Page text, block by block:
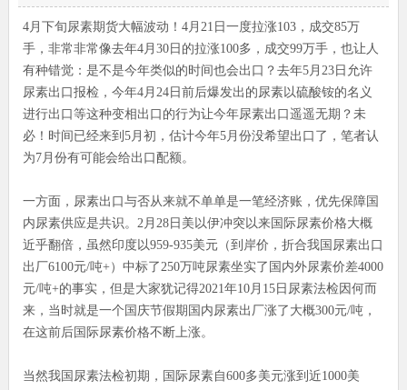
4月下旬尿素期货大幅波动！4月21日一度拉涨103，成交85万
手，非常非常像去年4月30日的拉涨100多，成交99万手，也让人
有种错觉：是不是今年类似的时间也会出口？去年5月23日允许
尿素出口报检，今年4月24日前后爆发出的尿素以硫酸铵的名义
进行出口等这种变相出口的行为让今年尿素出口遥遥无期？未
必！时间已经来到5月初，估计今年5月份没希望出口了，笔者认
为7月份有可能会给出口配额。
一方面，尿素出口与否从来就不单单是一笔经济账，优先保障国
内尿素供应是共识。2月28日美以伊冲突以来国际尿素价格大概
近乎翻倍，虽然印度以959-935美元（到岸价，折合我国尿素出口
出厂6100元/吨+）中标了250万吨尿素坐实了国内外尿素价差4000
元/吨+的事实，但是大家犹记得2021年10月15日尿素法检因何而
来，当时就是一个国庆节假期国内尿素出厂涨了大概300元/吨，
在这前后国际尿素价格不断上涨。
当然我国尿素法检初期，国际尿素自600多美元涨到近1000美